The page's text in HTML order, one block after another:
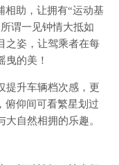
相助，让拥有“运动基
谓一见钟情大抵如
之姿，让驾乘者在每
曳的美！
提升车辆档次感，更
俯仰间可看繁星划过
自然相拥的乐趣。